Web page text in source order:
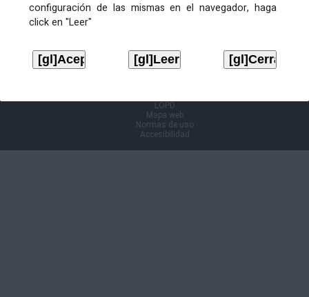
configuración de las mismas en el navegador, haga
click en "Leer"
LOPD
Mapa web
Normas de uso
Accesibilidad